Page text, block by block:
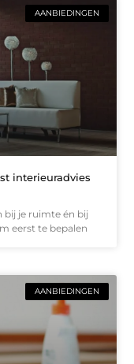
AANBIEDINGEN
interieuradvies
bij je ruimte én bij
eerst te bepalen
AANBIEDINGEN